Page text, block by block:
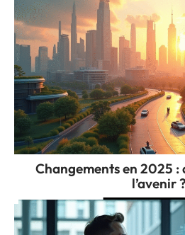
Changements en 2025
l’avenir ?